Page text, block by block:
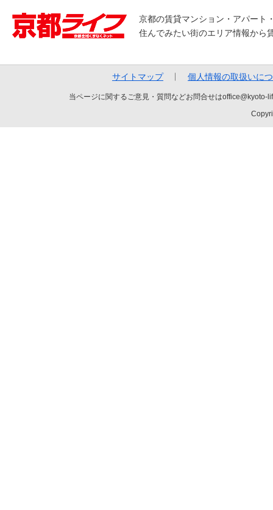
京都の賃貸マンション・アパート
住んでみたい街のエリア情報から
サイトマップ 個人情報の取扱いに
当ページに関するご意見・質問などお問合せは